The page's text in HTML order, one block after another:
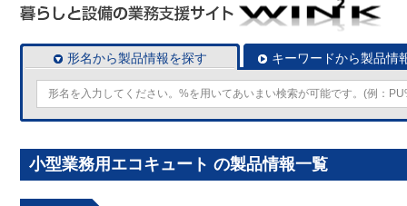
形名から製品情報を探す キーワードから製品情
小型業務用エコキュート の製品情報一覧